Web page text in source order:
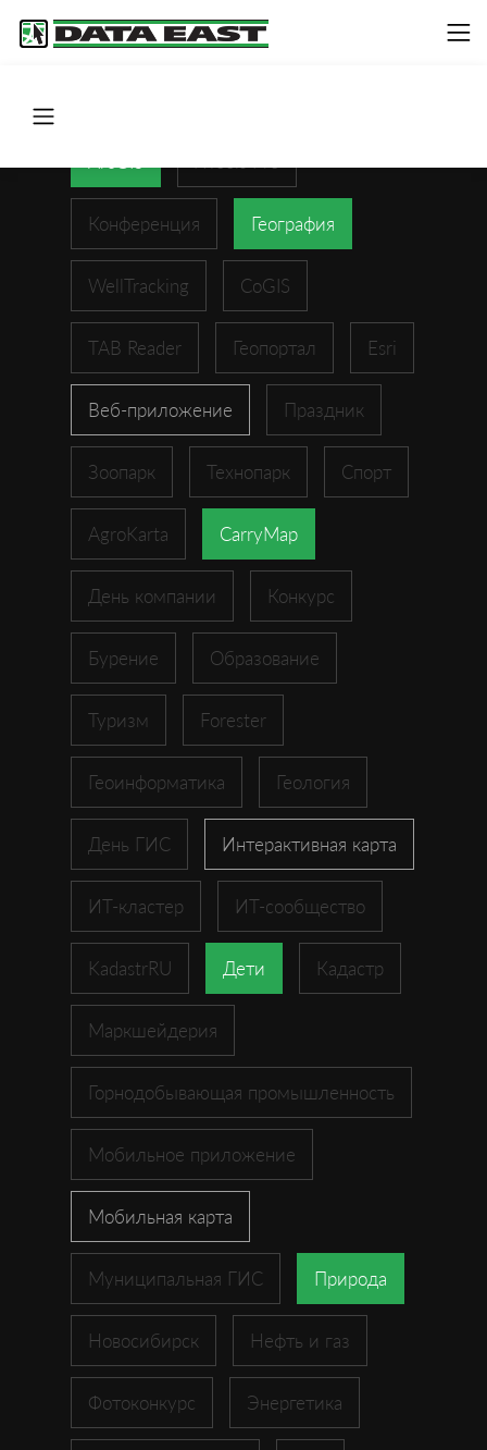
Конференция География
WellTracking CoGIS
TAB Reader Геопортал Esri
Веб-приложение Праздник
Зоопарк Технопарк Спорт
AgroKarta CarryMap
День компании Конкурс
Бурение Образование
Туризм Forester
Геоинформатика Геология
День ГИС Интерактивная карта
ИТ-кластер ИТ-сообщество
KadastrRU Дети Кадастр
Маркшейдерия
Горнодобывающая промышленность
Мобильное приложение
Мобильная карта
Муниципальная ГИС Природа
Новосибирск Нефть и газ
Фотоконкурс Энергетика